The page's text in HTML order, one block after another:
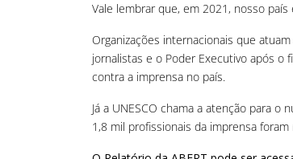
Vale lembrar que, em 2021, nosso
Organizações internacionais que
jornalistas e o Poder Executivo após o
contra a imprensa no país.
Já a UNESCO chama a atenção para
1,8 mil profissionais da imprensa